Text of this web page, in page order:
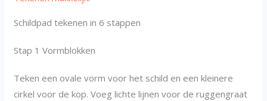
Schildpad tekenen in 6 stappen
Stap 1 Vormblokken
Teken een ovale vorm voor het schild en een kleinere
cirkel voor de kop. Voeg lichte lijnen voor de ruggengraat